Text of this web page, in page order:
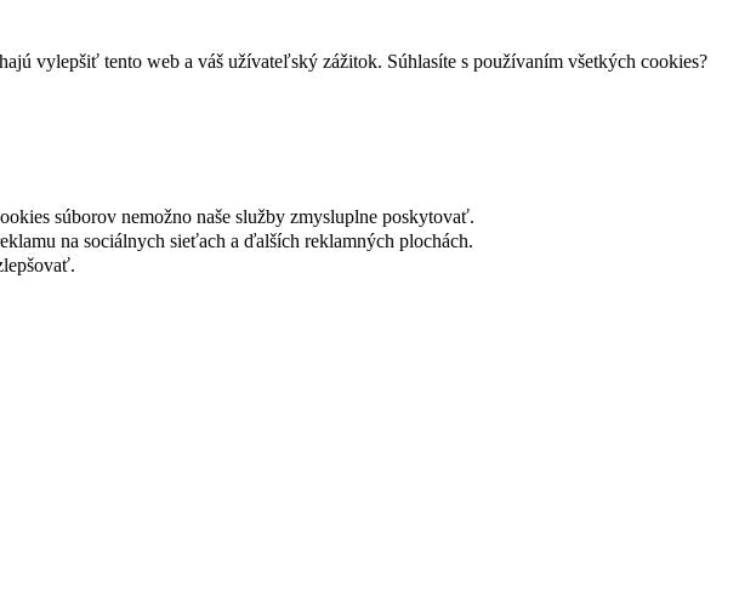
vylepšiť tento web a váš užívateľský zážitok. Súhlasíte s používaním všetkých cookies?
súborov nemožno naše služby zmysluplne poskytovať.
na sociálnych sieťach a ďalších reklamných plochách.